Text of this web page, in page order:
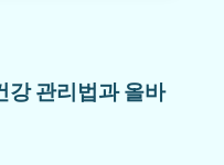
강 관리법과 올바